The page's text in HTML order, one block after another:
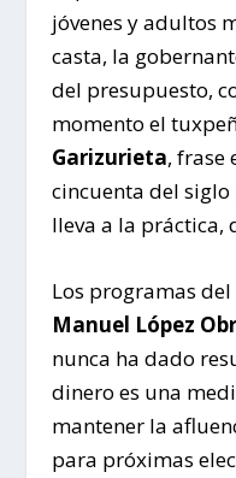
jóvenes y adultos
casta, la
del presupuesto,
momento el
Garizurieta, frase
cincuenta del
lleva a la práctica,
Los programas
Manuel López
nunca ha dado
dinero es una
mantener la
para próximas